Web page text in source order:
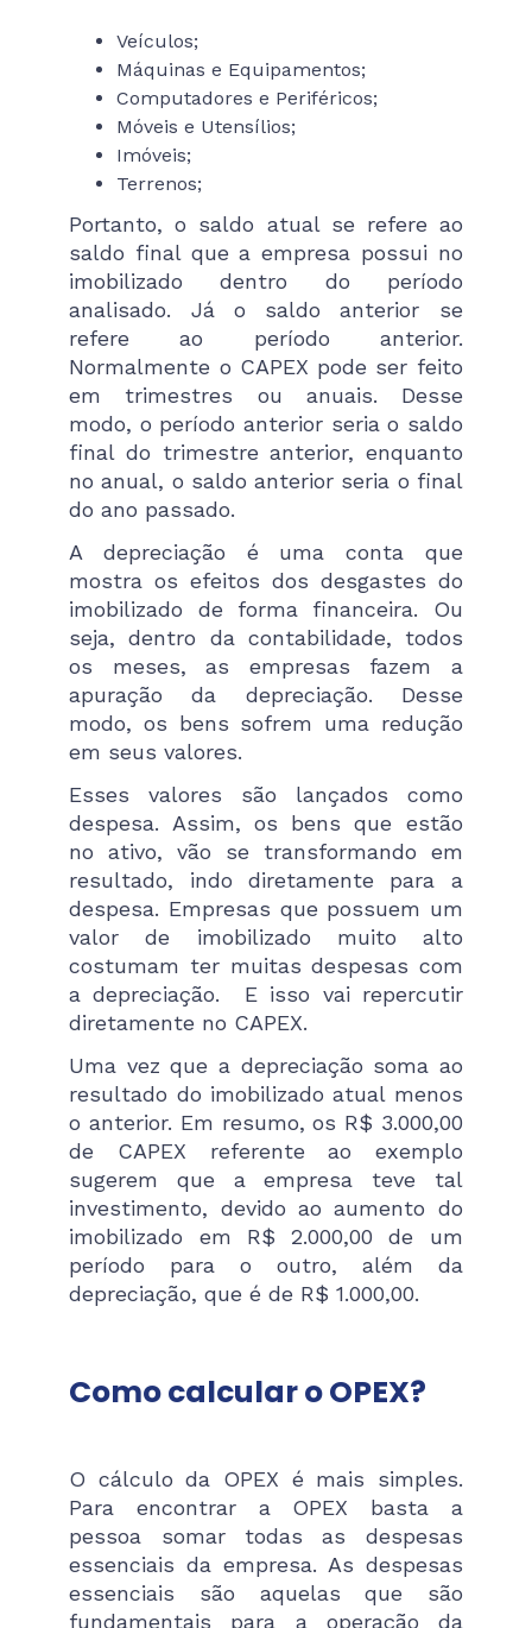
Veículos;
Máquinas e Equipamentos;
Computadores e Periféricos;
Móveis e Utensílios;
Imóveis;
Terrenos;
Portanto, o saldo atual se refere ao
saldo final que a empresa possui no
imobilizado dentro do período
analisado. Já o saldo anterior se
refere ao período anterior.
Normalmente o CAPEX pode ser feito
em trimestres ou anuais. Desse
modo, o período anterior seria o saldo
final do trimestre anterior, enquanto
no anual, o saldo anterior seria o final
do ano passado.
A depreciação é uma conta que
mostra os efeitos dos desgastes do
imobilizado de forma financeira. Ou
seja, dentro da contabilidade, todos
os meses, as empresas fazem a
apuração da depreciação. Desse
modo, os bens sofrem uma redução
em seus valores.
Esses valores são lançados como
despesa. Assim, os bens que estão
no ativo, vão se transformando em
resultado, indo diretamente para a
despesa. Empresas que possuem um
valor de imobilizado muito alto
costumam ter muitas despesas com
a depreciação. E isso vai repercutir
diretamente no CAPEX.
Uma vez que a depreciação soma ao
resultado do imobilizado atual menos
o anterior. Em resumo, os R$ 3.000,00
de CAPEX referente ao exemplo
sugerem que a empresa teve tal
investimento, devido ao aumento do
imobilizado em R$ 2.000,00 de um
período para o outro, além da
depreciação, que é de R$ 1.000,00.
Como calcular o OPEX?
O cálculo da OPEX é mais simples.
Para encontrar a OPEX basta a
pessoa somar todas as despesas
essenciais da empresa. As despesas
essenciais são aquelas que são
fundamentais para a operação da